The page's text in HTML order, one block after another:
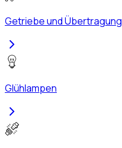
Getriebe und Übertragung
Glühlampen